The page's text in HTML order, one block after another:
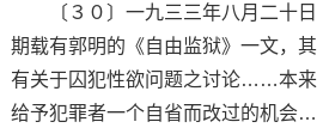
〔３０〕一九三三年八月二十日
期载有郭明的《自由监狱》一文，
有关于囚犯性欲问题之讨论……本
给予犯罪者一个自省而改过的机会